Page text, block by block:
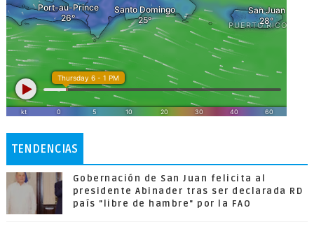
TENDENCIAS
Gobernación de San Juan felicita al
presidente Abinader tras ser declarada RD
país "libre de hambre" por la FAO